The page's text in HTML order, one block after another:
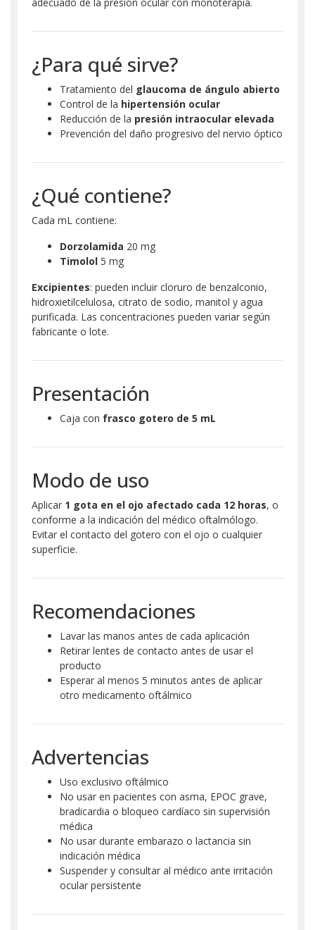
¿Para qué sirve?
Tratamiento del glaucoma de ángulo abierto
Control de la hipertensión ocular
Reducción de la presión intraocular elevada
Prevención del daño progresivo del nervio óptico
¿Qué contiene?
Cada mL contiene:
Dorzolamida 20 mg
Timolol 5 mg
Excipientes: pueden incluir cloruro de benzalconio,
hidroxietilcelulosa, citrato de sodio, manitol y agua
purificada. Las concentraciones pueden variar según
fabricante o lote.
Presentación
Caja con frasco gotero de 5 mL
Modo de uso
Aplicar 1 gota en el ojo afectado cada 12 horas, o
conforme a la indicación del médico oftalmólogo.
Evitar el contacto del gotero con el ojo o cualquier
superficie.
Recomendaciones
Lavar las manos antes de cada aplicación
Retirar lentes de contacto antes de usar el
producto
Esperar al menos 5 minutos antes de aplicar
otro medicamento oftálmico
Advertencias
Uso exclusivo oftálmico
No usar en pacientes con asma, EPOC grave,
bradicardia o bloqueo cardíaco sin supervisión
médica
No usar durante embarazo o lactancia sin
indicación médica
Suspender y consultar al médico ante irritación
ocular persistente